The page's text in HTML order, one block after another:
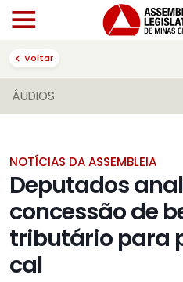
Voltar
ÁUDIOS
NOTÍCIAS DA ASSEMBLEIA
Deputados
concessão de
tributário para
cal